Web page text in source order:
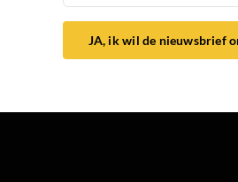
JA, ik wil de nieuwsbrief